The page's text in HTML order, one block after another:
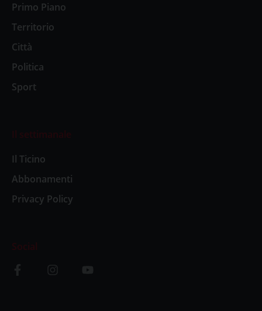
Primo Piano
Territorio
Città
Politica
Sport
Il settimanale
Il Ticino
Abbonamenti
Privacy Policy
Social